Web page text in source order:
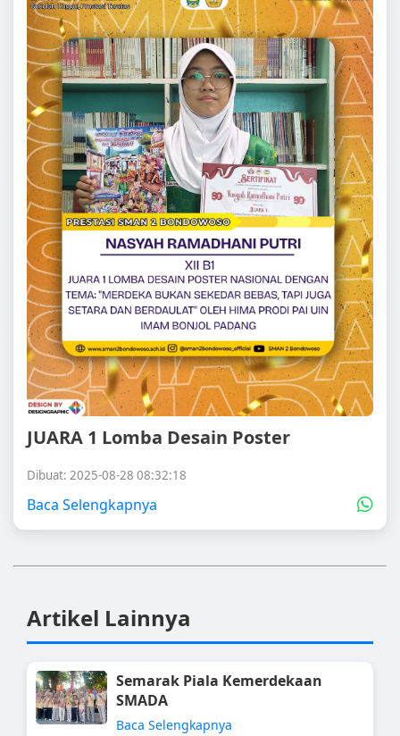
JUARA 1 Lomba Desain Poster
Dibuat: 2025-08-28 08:32:18
Baca Selengkapnya
Artikel Lainnya
Semarak Piala Kemerdekaan
SMADA
Baca Selengkapnya